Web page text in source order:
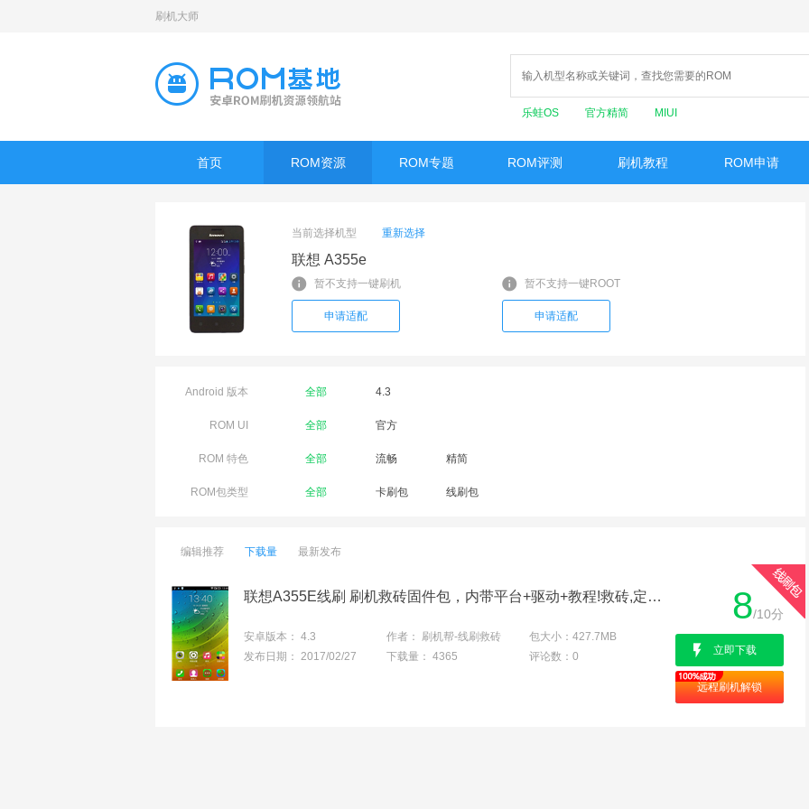
刷机大师
乐蛙OS 官方精简 MIUI
首页 ROM资源 ROM专题 ROM评测 刷机教程 ROM申请
当前选择机型 重新选择
联想 A355e
暂不支持一键刷机
申请适配
暂不支持一键ROOT
申请适配
Android 版本 全部 4.3
ROM UI 全部 官方
ROM 特色 全部 流畅 精简
ROM包类型 全部 卡刷包 线刷包
编辑推荐 下载量 最新发布
联想A355E线刷 刷机救砖固件包，内带平台+驱动+教程!救砖,定屏,解防盗锁专用亲测成功
安卓版本： 4.3 作者： 刷机帮-线刷救砖 包大小： 427.7MB
发布日期： 2017/02/27 下载量： 4365 评论数： 0
8/10分
立即下载
远程刷机解锁